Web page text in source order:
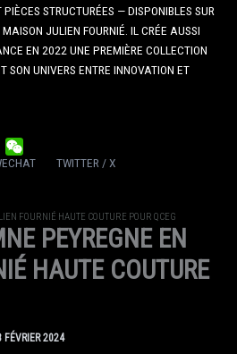
STRUCTURÉES — DISPONIBLES SUR
JULIEN FOURNIÉ. IL CRÉE AUSSI
EN 2022 UNE PREMIÈRE COLLECTION
SON UNIVERS ENTRE INNOVATION ET
TWITTER / X
FOURNIÉ HAUTE COUTURE POUR QCEG
PEYREGNE EN
HAUTE COUTURE
FÉVRIER 2024